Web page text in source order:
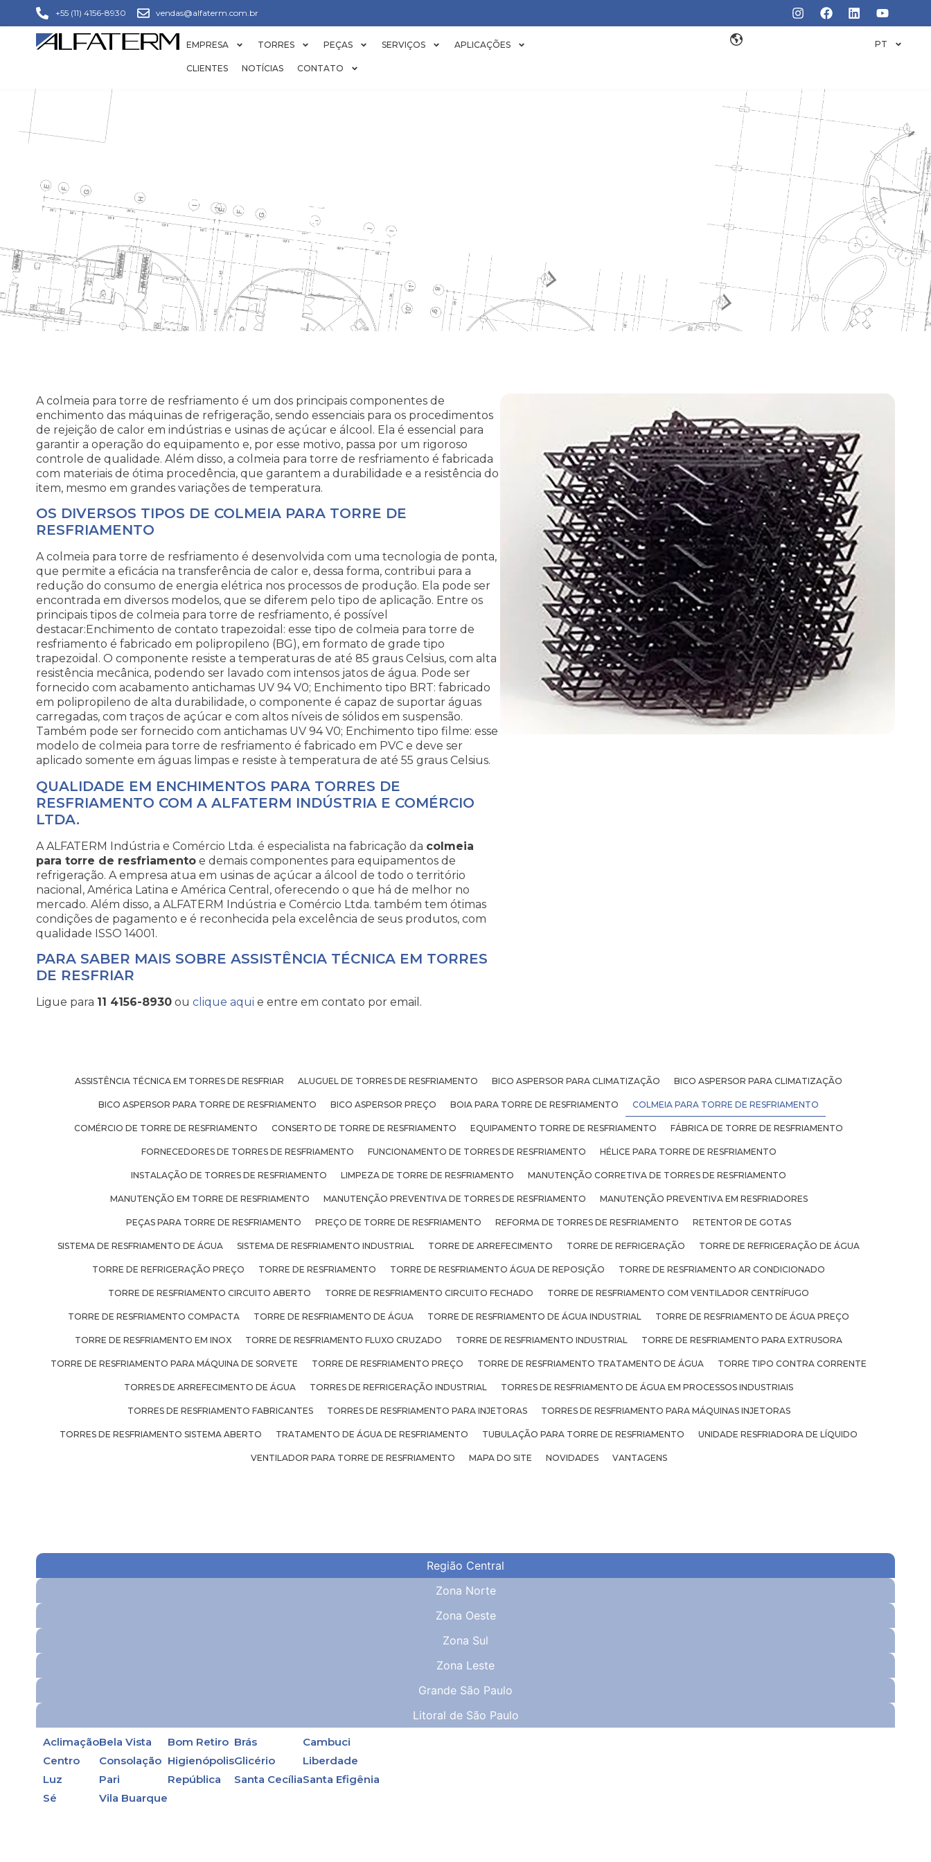
+55 (11) 4156-8930 vendas@alfaterm.com.br
EMPRESA TORRES PEÇAS SERVIÇOS APLICAÇÕES
CLIENTES NOTÍCIAS CONTATO
PT
COLMEIA PARA TORRE DE
RESFRIAMENTO
A colmeia para torre de resfriamento é um dos principais componentes de
enchimento das máquinas de refrigeração, sendo essenciais para os procedimentos
de rejeição de calor em indústrias e usinas de açúcar e álcool. Ela é essencial para
garantir a operação do equipamento e, por esse motivo, passa por um rigoroso
controle de qualidade. Além disso, a colmeia para torre de resfriamento é fabricada
com materiais de ótima procedência, que garantem a durabilidade e a resistência do
item, mesmo em grandes variações de temperatura.
OS DIVERSOS TIPOS DE COLMEIA PARA TORRE DE
RESFRIAMENTO
A colmeia para torre de resfriamento é desenvolvida com uma tecnologia de ponta,
que permite a eficácia na transferência de calor e, dessa forma, contribui para a
redução do consumo de energia elétrica nos processos de produção. Ela pode ser
encontrada em diversos modelos, que se diferem pelo tipo de aplicação. Entre os
principais tipos de colmeia para torre de resfriamento, é possível
destacar:Enchimento de contato trapezoidal: esse tipo de colmeia para torre de
resfriamento é fabricado em polipropileno (BG), em formato de grade tipo
trapezoidal. O componente resiste a temperaturas de até 85 graus Celsius, com alta
resistência mecânica, podendo ser lavado com intensos jatos de água. Pode ser
fornecido com acabamento antichamas UV 94 V0; Enchimento tipo BRT: fabricado
em polipropileno de alta durabilidade, o componente é capaz de suportar águas
carregadas, com traços de açúcar e com altos níveis de sólidos em suspensão.
Também pode ser fornecido com antichamas UV 94 V0; Enchimento tipo filme: esse
modelo de colmeia para torre de resfriamento é fabricado em PVC e deve ser
aplicado somente em águas limpas e resiste à temperatura de até 55 graus Celsius.
QUALIDADE EM ENCHIMENTOS PARA TORRES DE
RESFRIAMENTO COM A ALFATERM INDÚSTRIA E COMÉRCIO
LTDA.
A ALFATERM Indústria e Comércio Ltda. é especialista na fabricação da colmeia
para torre de resfriamento e demais componentes para equipamentos de
refrigeração. A empresa atua em usinas de açúcar a álcool de todo o território
nacional, América Latina e América Central, oferecendo o que há de melhor no
mercado. Além disso, a ALFATERM Indústria e Comércio Ltda. também tem ótimas
condições de pagamento e é reconhecida pela excelência de seus produtos, com
qualidade ISSO 14001.
PARA SABER MAIS SOBRE ASSISTÊNCIA TÉCNICA EM TORRES
DE RESFRIAR
Ligue para 11 4156-8930 ou clique aqui e entre em contato por email.
ASSISTÊNCIA TÉCNICA EM TORRES DE RESFRIAR ALUGUEL DE TORRES DE RESFRIAMENTO BICO ASPERSOR PARA CLIMATIZAÇÃO BICO ASPERSOR PARA CLIMATIZAÇÃO
BICO ASPERSOR PARA TORRE DE RESFRIAMENTO BICO ASPERSOR PREÇO BOIA PARA TORRE DE RESFRIAMENTO COLMEIA PARA TORRE DE RESFRIAMENTO
COMÉRCIO DE TORRE DE RESFRIAMENTO CONSERTO DE TORRE DE RESFRIAMENTO EQUIPAMENTO TORRE DE RESFRIAMENTO FÁBRICA DE TORRE DE RESFRIAMENTO
FORNECEDORES DE TORRES DE RESFRIAMENTO FUNCIONAMENTO DE TORRES DE RESFRIAMENTO HÉLICE PARA TORRE DE RESFRIAMENTO
INSTALAÇÃO DE TORRES DE RESFRIAMENTO LIMPEZA DE TORRE DE RESFRIAMENTO MANUTENÇÃO CORRETIVA DE TORRES DE RESFRIAMENTO
MANUTENÇÃO EM TORRE DE RESFRIAMENTO MANUTENÇÃO PREVENTIVA DE TORRES DE RESFRIAMENTO MANUTENÇÃO PREVENTIVA EM RESFRIADORES
PEÇAS PARA TORRE DE RESFRIAMENTO PREÇO DE TORRE DE RESFRIAMENTO REFORMA DE TORRES DE RESFRIAMENTO RETENTOR DE GOTAS
SISTEMA DE RESFRIAMENTO DE ÁGUA SISTEMA DE RESFRIAMENTO INDUSTRIAL TORRE DE ARREFECIMENTO TORRE DE REFRIGERAÇÃO TORRE DE REFRIGERAÇÃO DE ÁGUA
TORRE DE REFRIGERAÇÃO PREÇO TORRE DE RESFRIAMENTO TORRE DE RESFRIAMENTO ÁGUA DE REPOSIÇÃO TORRE DE RESFRIAMENTO AR CONDICIONADO
TORRE DE RESFRIAMENTO CIRCUITO ABERTO TORRE DE RESFRIAMENTO CIRCUITO FECHADO TORRE DE RESFRIAMENTO COM VENTILADOR CENTRÍFUGO
TORRE DE RESFRIAMENTO COMPACTA TORRE DE RESFRIAMENTO DE ÁGUA TORRE DE RESFRIAMENTO DE ÁGUA INDUSTRIAL TORRE DE RESFRIAMENTO DE ÁGUA PREÇO
TORRE DE RESFRIAMENTO EM INOX TORRE DE RESFRIAMENTO FLUXO CRUZADO TORRE DE RESFRIAMENTO INDUSTRIAL TORRE DE RESFRIAMENTO PARA EXTRUSORA
TORRE DE RESFRIAMENTO PARA MÁQUINA DE SORVETE TORRE DE RESFRIAMENTO PREÇO TORRE DE RESFRIAMENTO TRATAMENTO DE ÁGUA TORRE TIPO CONTRA CORRENTE
TORRES DE ARREFECIMENTO DE ÁGUA TORRES DE REFRIGERAÇÃO INDUSTRIAL TORRES DE RESFRIAMENTO DE ÁGUA EM PROCESSOS INDUSTRIAIS
TORRES DE RESFRIAMENTO FABRICANTES TORRES DE RESFRIAMENTO PARA INJETORAS TORRES DE RESFRIAMENTO PARA MÁQUINAS INJETORAS
TORRES DE RESFRIAMENTO SISTEMA ABERTO TRATAMENTO DE ÁGUA DE RESFRIAMENTO TUBULAÇÃO PARA TORRE DE RESFRIAMENTO UNIDADE RESFRIADORA DE LÍQUIDO
VENTILADOR PARA TORRE DE RESFRIAMENTO MAPA DO SITE NOVIDADES VANTAGENS
Região Central
Zona Norte
Zona Oeste
Zona Sul
Zona Leste
Grande São Paulo
Litoral de São Paulo
Aclimação
Centro
Luz
Sé
Bela Vista
Consolação
Pari
Vila Buarque
Bom Retiro
Higienópolis
República
Brás
Glicério
Santa Cecília
Cambuci
Liberdade
Santa Efigênia